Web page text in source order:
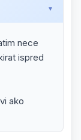
nece
ispred
ako